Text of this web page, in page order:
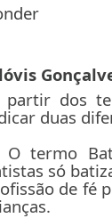
partir dos
duas
O termo
só
de fé